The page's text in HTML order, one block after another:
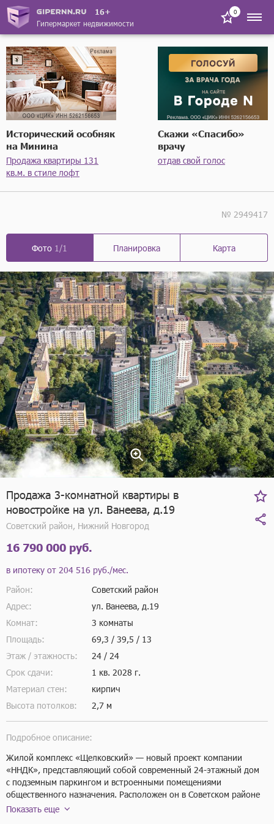
16+
Гипермаркет недвижимости
0
Исторический особняк
на Минина
Продажа квартиры 131
кв.м. в стиле лофт
Скажи «Спасибо»
врачу
отдав свой голос
№ 2949417
Фото 1/1 Планировка Карта
Продажа 3-комнатной квартиры в
новостройке на ул. Ванеева, д.19
Советский район, Нижний Новгород
16 790 000 руб.
в ипотеку от 204 516 руб./мес.
Район:
Советский район
Адрес:
ул. Ванеева, д.19
Комнат:
3 комнаты
Площадь:
69,3 / 39,5 / 13
Этаж / этажность:
24 / 24
Срок сдачи:
1 кв. 2028 г.
Материал стен:
кирпич
Высота потолков:
2,7 м
Подробное описание:
Жилой комплекс «Щелковский» — новый проект компании
«ННДК», представляющий собой современный 24-этажный дом
с подземным паркингом и встроенными помещениями
общественного назначения. Расположен он в Советском районе
Нижнего Новгорода, на улице Ванеева, неподалеку
Показать еще